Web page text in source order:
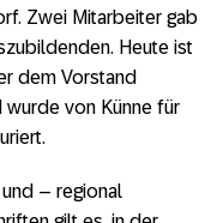
Zwei Mitarbeiter gab
Heute ist
dem Vorstand
wurde von Künne für
– regional